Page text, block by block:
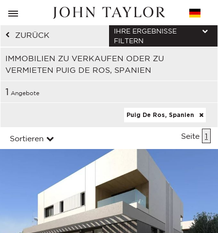
ZURÜCK
IMMOBILIEN ZU VERKAUFEN ODER ZU
VERMIETEN PUIG DE ROS, SPANIEN
IHRE ERGEBNISSE
FILTERN
1 Angebote
Puig De Ros, Spanien
Sortieren Seite 1